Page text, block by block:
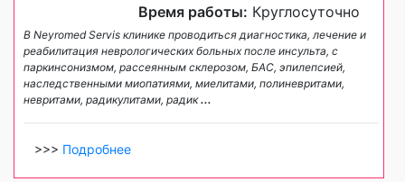
Время работы: Круглосуточно
В Neyromed Servis клинике проводиться диагностика, лечение и
реабилитация неврологических больных после инсульта, с
паркинсонизмом, рассеянным склерозом, БАС, эпилепсией,
наследственными миопатиями, миелитами, полиневритами,
невритами, радикулитами, радик...
>>> Подробнее